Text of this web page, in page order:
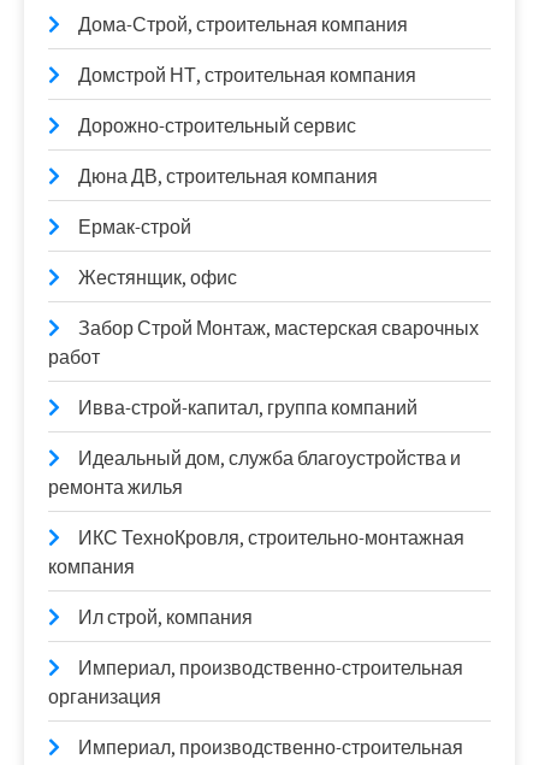
Дома-Строй, строительная компания
Домстрой НТ, строительная компания
Дорожно-строительный сервис
Дюна ДВ, строительная компания
Ермак-строй
Жестянщик, офис
Забор Строй Монтаж, мастерская сварочных
работ
Ивва-строй-капитал, группа компаний
Идеальный дом, служба благоустройства и
ремонта жилья
ИКС ТехноКровля, строительно-монтажная
компания
Ил строй, компания
Империал, производственно-строительная
организация
Империал, производственно-строительная